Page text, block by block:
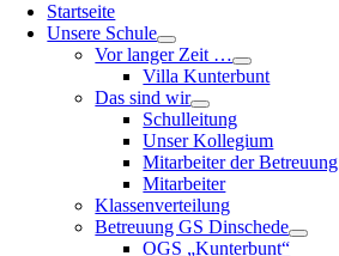
Startseite
Unsere Schule
Vor langer Zeit …
Villa Kunterbunt
Das sind wir
Schulleitung
Unser Kollegium
Mitarbeiter der Betreuung
Mitarbeiter
Klassenverteilung
Betreuung GS Dinschede
OGS „Kunterbunt“